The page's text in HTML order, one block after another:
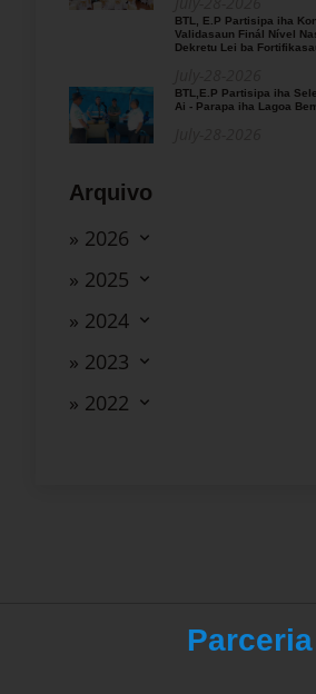
BTL, E.P Partisipa iha
Validasaun Finál Nível
Dekretu Lei ba
BTL,E.P Partisipa iha
Ai - Parapa iha Lagoa
Arquivo
» 2026
» 2025
» 2024
» 2023
» 2022
Parceria